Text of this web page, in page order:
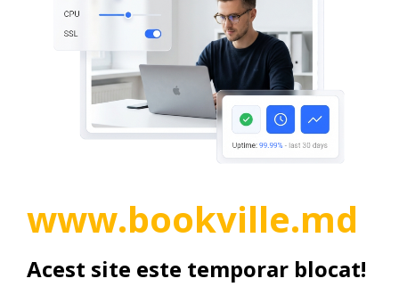
www.bookville.md
Acest site este temporar blocat!